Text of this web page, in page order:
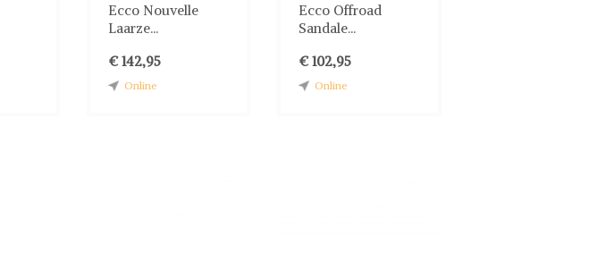
Ecco Nouvelle
Laarze...
€ 142,95
Online
Ecco Offroad
Sandale...
€ 102,95
Online